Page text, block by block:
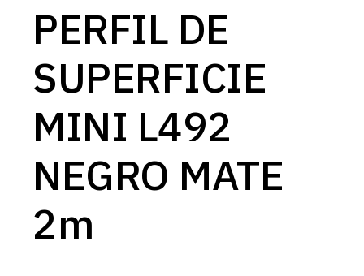
PERFIL DE
SUPERFICIE
MINI L492
NEGRO MATE
2m